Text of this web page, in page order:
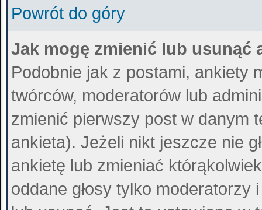
Powrót do góry
Jak mogę zmienić lub usunąć
Podobnie jak z postami, ankiety
twórców, moderatorów lub
zmienić pierwszy post w danym
ankieta). Jeżeli nikt jeszcze nie
ankietę lub zmieniać
oddane głosy tylko